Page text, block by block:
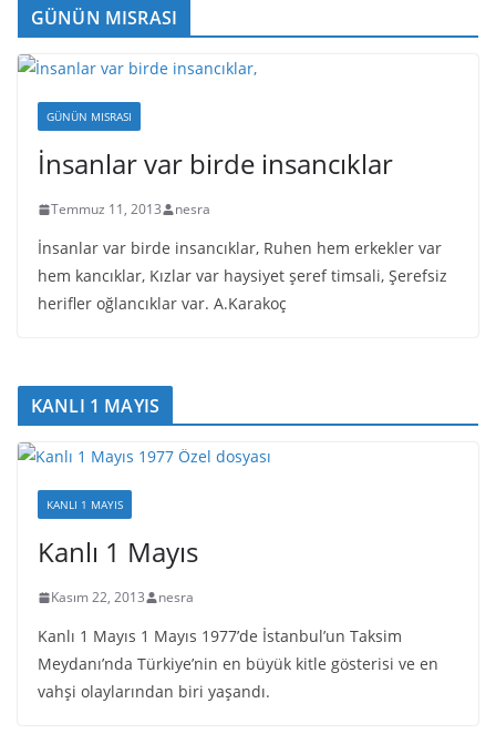
GÜNÜN MISRASI
GÜNÜN MISRASI
İnsanlar var birde insancıklar
Temmuz 11, 2013 nesra
İnsanlar var birde insancıklar, Ruhen hem erkekler var
hem kancıklar, Kızlar var haysiyet şeref timsali, Şerefsiz
herifler oğlancıklar var. A.Karakoç
KANLI 1 MAYIS
KANLI 1 MAYIS
Kanlı 1 Mayıs
Kasım 22, 2013 nesra
Kanlı 1 Mayıs 1 Mayıs 1977’de İstanbul’un Taksim
Meydanı’nda Türkiye’nin en büyük kitle gösterisi ve en
vahşi olaylarından biri yaşandı.